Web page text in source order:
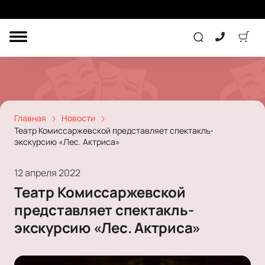
ДРУГОЕ
ПОДАРОЧНЫЕ
Другое
Экскурсия
Сертификат
Концерт
Классика
Оркестр
Детям
Детский спектакль
Театр
Главная
Новости
Театр Комиссаржевской представляет спектакль-
экскурсию «Лес. Актриса»
12 апреля 2022
Театр Комиссаржевской
представляет спектакль-
экскурсию «Лес. Актриса»